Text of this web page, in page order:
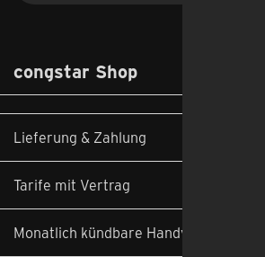
congstar Shop
Lieferung & Zahlung
Tarife mit Vertrag
Monatlich kündbare Handyverträge